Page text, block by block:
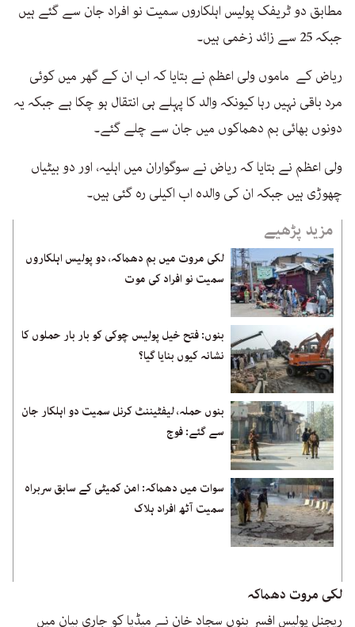
مطابق دو ٹریفک پولیس اہلکاروں سمیت نو افراد جان سے گئے ہیں
جبکہ 25 سے زائد زخمی ہیں۔
ریاض کے ماموں ولی اعظم نے بتایا کہ اب ان کے گھر میں کوئی
مرد باقی نہیں رہا کیونکہ والد کا پہلے ہی انتقال ہو چکا ہے جبکہ یہ
دونوں بھائی بم دھماکوں میں جان سے چلے گئے۔
ولی اعظم نے بتایا کہ ریاض نے سوگواران میں اہلیہ، اور دو بیٹیاں
چھوڑی ہیں جبکہ ان کی والدہ اب اکیلی رہ گئی ہیں۔
مزید پڑھیے
لکی مروت میں بم دھماکہ، دو پولیس اہلکاروں
سمیت نو افراد کی موت
بنوں: فتح خیل پولیس چوکی کو بار بار حملوں کا
نشانہ کیوں بنایا گیا؟
بنوں حملہ، لیفٹیننٹ کرنل سمیت دو اہلکار جان
سے گئے: فوج
سوات میں دھماکہ: امن کمیٹی کے سابق سربراہ
سمیت آٹھ افراد ہلاک
لکی مروت دھماکہ
ریجنل پولیس افسر بنوں سجاد خان نے میڈیا کو جاری بیان میں